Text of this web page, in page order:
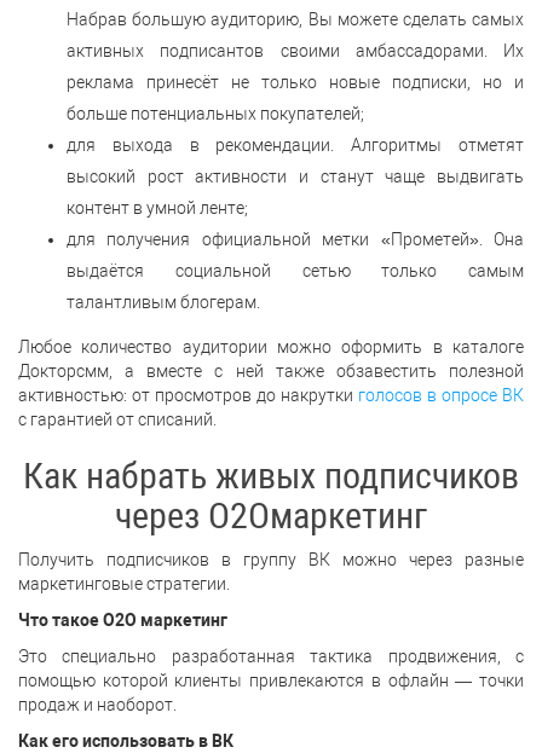
Набрав большую аудиторию, Вы можете сделать самых
активных подписантов своими амбассадорами. Их
реклама принесёт не только новые подписки, но и
больше потенциальных покупателей;
для выхода в рекомендации. Алгоритмы отметят
высокий рост активности и станут чаще выдвигать
контент в умной ленте;
для получения официальной метки «Прометей». Она
выдаётся социальной сетью только самым
талантливым блогерам.
Любое количество аудитории можно оформить в каталоге
Докторсмм, а вместе с ней также обзавестить полезной
активностью: от просмотров до накрутки голосов в опросе ВК
с гарантией от списаний.
Как набрать живых подписчиков
через O2Oмаркетинг
Получить подписчиков в группу ВК можно через разные
маркетинговые стратегии.
Что такое O2O маркетинг
Это специально разработанная тактика продвижения, с
помощью которой клиенты привлекаются в офлайн — точки
продаж и наоборот.
Как его использовать в ВК